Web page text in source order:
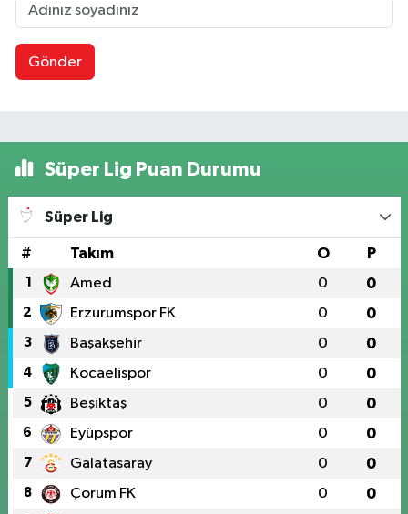
Gönder
Süper Lig Puan Durumu
Süper Lig
# Takım O P
1 Amed 0 0
2 Erzurumspor FK 0 0
3 Başakşehir 0 0
4 Kocaelispor 0 0
5 Beşiktaş 0 0
6 Eyüpspor 0 0
7 Galatasaray 0 0
8 Çorum FK 0 0